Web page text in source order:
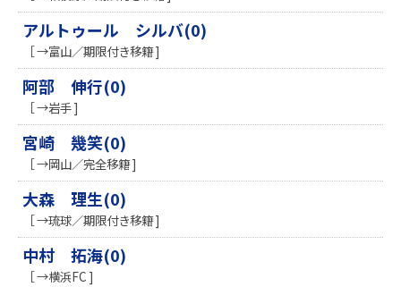
アルトゥール シルバ(0)
［ →富山／期限付き移籍 ]
阿部 伸行(0)
［ →岩手 ]
宮崎 幾笑(0)
［ →岡山／完全移籍 ]
大森 理生(0)
［ →琉球／期限付き移籍 ]
中村 拓海(0)
［ →横浜FC ]